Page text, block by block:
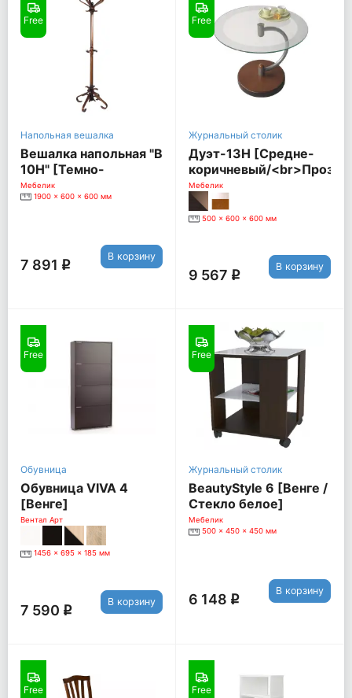
Free
Напольная вешалка
Вешалка напольная "В
10Н" [Темно-
коричневый]
Мебелик
1900 x 600 x 600 мм
7 891 q
В корзину
Free
Журнальный столик
Дуэт-13Н [Средне-
коричневый/
стекло]
Мебелик
500 x 600 x 600 мм
9 567 q
В корзину
Free
Обувница
Обувница VIVA 4
[Венге]
Вентал Арт
1456 x 695 x 185 мм
7 590 q
В корзину
Free
Журнальный столик
BeautyStyle 6 [Венге /
Стекло белое]
Мебелик
500 x 450 x 450 мм
6 148 q
В корзину
Free Free